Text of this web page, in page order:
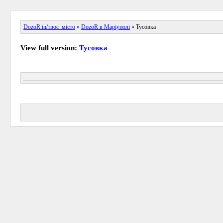
DozoR.in/твоє_місто » DozoR в Маріуполі » Тусовка
View full version: Тусовка